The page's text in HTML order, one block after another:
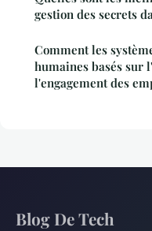
gestion des secrets
Comment les
humaines basés
l'engagement des
Blog De Tech